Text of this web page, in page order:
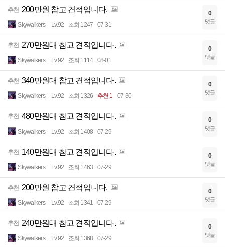
추천 200만원 참고 견적입니다.
Skywalkers Lv.92 조회 1247 07-31
0
댓글
추천 270만원대 참고 견적입니다.
Skywalkers Lv.92 조회 1114 08-01
0
댓글
추천 340만원대 참고 견적입니다.
Skywalkers Lv.92 조회 1326 추천 1 07-30
0
댓글
추천 480만원대 참고 견적입니다.
Skywalkers Lv.92 조회 1408 07-29
0
댓글
추천 140만원대 참고 견적입니다.
Skywalkers Lv.92 조회 1463 07-29
0
댓글
추천 200만원 참고 견적입니다.
Skywalkers Lv.92 조회 1341 07-29
0
댓글
추천 240만원대 참고 견적입니다.
Skywalkers Lv.92 조회 1368 07-29
0
댓글